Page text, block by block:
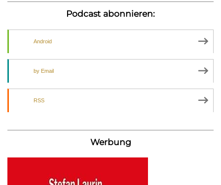
Podcast abonnieren:
Android
by Email
RSS
Werbung